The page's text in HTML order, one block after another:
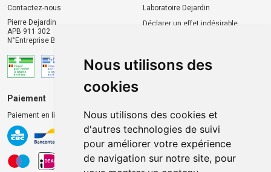
Nous utilisons des
cookies
Nous utilisons des cookies et
d'autres technologies de suivi
pour améliorer votre expérience
de navigation sur notre site, pour
Contactez-nous
Pierre Dejardin
APB 911 302
N°Entreprise BE0446.901.764
Laboratoire Dejardin
Déclarer un effet indésirable
Paiement
Paiement en ligne 100% sécurisé
Livraison chez vous
Livraison dans un Point
d’enlèvement
Retrait dans la pharmacie